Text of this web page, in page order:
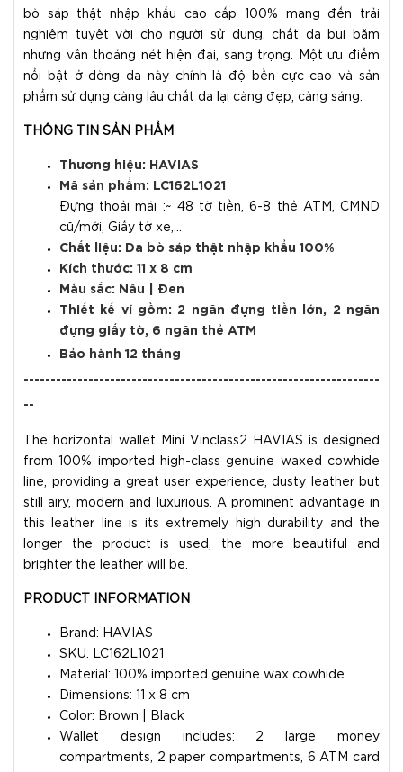
bò sáp thật nhập khẩu cao cấp 100% mang đến trải
nghiệm tuyệt vời cho người sử dụng, chất da bụi bặm
nhưng vẫn thoáng nét hiện đại, sang trọng. Một ưu điểm
nổi bật ở dòng da này chính là độ bền cực cao và sản
phẩm sử dụng càng lâu chất da lại càng đẹp, càng sáng.
THÔNG TIN SẢN PHẨM
Thương hiệu: HAVIAS
Mã sản phẩm: LC162L1021
Đựng thoải mái :~ 48 tờ tiền, 6-8 thẻ ATM, CMND
cũ/mới, Giấy tờ xe,...
Chất liệu: Da bò sáp thật nhập khẩu 100%
Kích thước: 11 x 8 cm
Màu sắc: Nâu | Đen
Thiết kế ví gồm: 2 ngăn đựng tiền lớn, 2 ngăn
đựng giấy tờ, 6 ngăn thẻ ATM
Bảo hành 12 tháng
------------------------------------------------------------------
--
The horizontal wallet Mini Vinclass2 HAVIAS is designed
from 100% imported high-class genuine waxed cowhide
line, providing a great user experience, dusty leather but
still airy, modern and luxurious. A prominent advantage in
this leather line is its extremely high durability and the
longer the product is used, the more beautiful and
brighter the leather will be.
PRODUCT INFORMATION
Brand: HAVIAS
SKU: LC162L1021
Material: 100% imported genuine wax cowhide
Dimensions: 11 x 8 cm
Color: Brown | Black
Wallet design includes: 2 large money
compartments, 2 paper compartments, 6 ATM card